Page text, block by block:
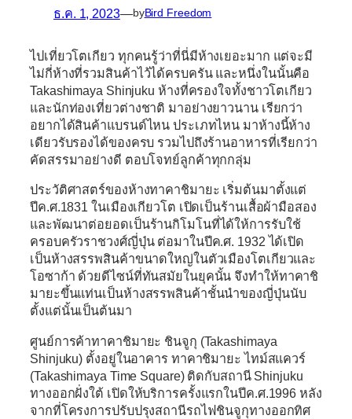
ธ.ค. 1, 2023—byBird Freedom
ไปเที่ยวโตเกียว ทุกคนรู้ว่าที่นี่มีห้างเยอะมาก แต่จะมี
ไม่กี่ห้างที่รวมสินค้าไว้ได้ครบครัน และหนึ่งในนั้นคือ
Takashimaya Shinjuku ห้างที่ครองใจทั้งชาวโตเกียว
และนักท่องเที่ยวต่างชาติ มาอย่างยาวนาน เรียกว่า
อยากได้สินค้าแบรนด์ไหน ประเภทไหน มาห้างนี้ห้าง
เดียวรับรองได้ของครบ รวมไปถึงร้านอาหารที่เรียกว่า
คัดสรรมาอย่างดี ตอบโจทย์ลูกค้าทุกกลุ่ม
ประวัติศาสตร์ของห้างทาคาชิมายะ เริ่มต้นมาตั้งแต่
ปีค.ศ.1831 ในเมืองเกียวโต เปิดเป็นร้านเสื้อผ้ามือสอง
และพัฒนาต่อยอดเป็นร้านกิโมโนที่ได้ให้การรับใช้
ครอบครัวราชวงศ์ญี่ปุ่น ต่อมาในปีค.ศ. 1932 ได้เปิด
เป็นห้างสรรพสินค้าขนาดใหญ่ในตัวเมืองโตเกียวและ
โอซาก้า ด้วยดีไซน์ที่ทันสมัยในยุคนั้น จึงทำให้ทาคาชิ
มายะขึ้นแท่นเป็นห้างสรรพสินค้าชั้นนำของญี่ปุ่นนับ
ตั้งแต่นั้นเป็นต้นมา
ศูนย์การค้าทาคาชิมายะ ชินจูกุ (Takashimaya
Shinjuku) ตั้งอยู่ในอาคาร ทาคาชิมายะ ไทม์สแควร์
(Takashimaya Time Square) ติดกับสถานี Shinjuku
ทางออกฝั่งใต้ เปิดให้บริการครั้งแรกในปีค.ศ.1996 หลัง
จากที่โครงการปรับปรุงสถานีรถไฟชินจูกุทางออกทิศ